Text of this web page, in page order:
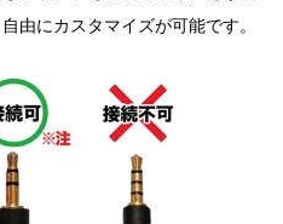
由にカスタマイズが可能です。